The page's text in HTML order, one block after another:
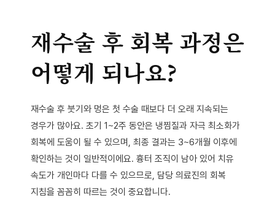
재수술 후 회복 과정은
어떻게 되나요?
재수술 후 붓기와 멍은 첫 수술 때보다 더 오래 지속되는
경우가 많아요. 초기 1~2주 동안은 냉찜질과 자극 최소화가
회복에 도움이 될 수 있으며, 최종 결과는 3~6개월 이후에
확인하는 것이 일반적이에요. 흉터 조직이 남아 있어 치유
속도가 개인마다 다를 수 있으므로, 담당 의료진의 회복
지침을 꼼꼼히 따르는 것이 중요합니다.